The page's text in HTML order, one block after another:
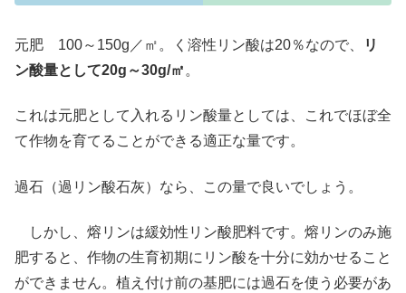
元肥 100～150g／㎡。く溶性リン酸は20％なので、
リ
ン酸量として20g～30g/㎡ 。
これは元肥として入れるリン酸量としては、これでほぼ全
て作物を育てることができる適正な量です。
過石（過リン酸石灰）なら、この量で良いでしょう。
しかし、熔リンは緩効性リン酸肥料です。熔リンのみ施
肥すると、作物の生育初期にリン酸を十分に効かせること
ができません。植え付け前の基肥には過石を使う必要があ